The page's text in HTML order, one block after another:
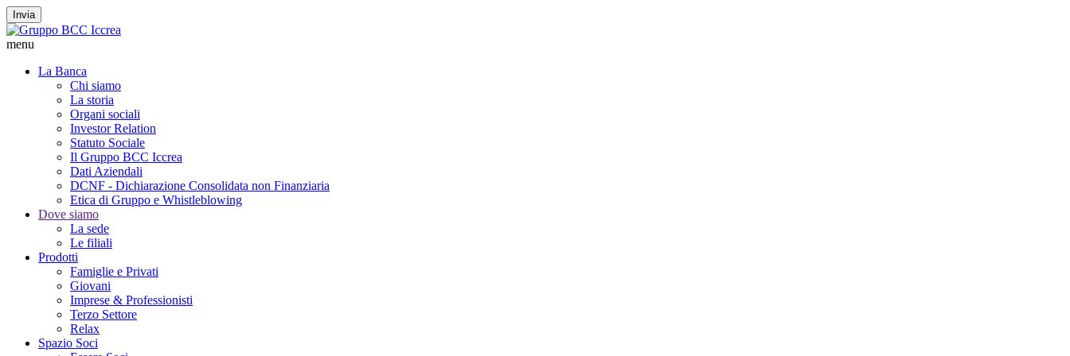
Invia
menu
La Banca
Chi siamo
La storia
Organi sociali
Investor Relation
Statuto Sociale
Il Gruppo BCC Iccrea
Dati Aziendali
DCNF - Dichiarazione Consolidata non Finanziaria
Etica di Gruppo e Whistleblowing
Dove siamo
La sede
Le filiali
Prodotti
Famiglie e Privati
Giovani
Imprese & Professionisti
Terzo Settore
Relax
Spazio Soci